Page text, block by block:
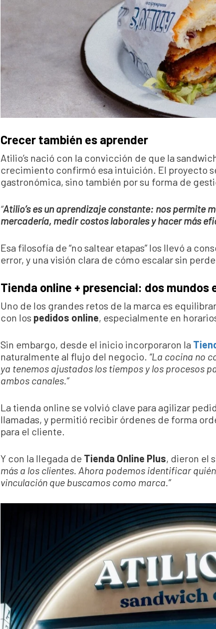
Crecer también es aprender
Atilio’s nació con la convicción de que la
crecimiento confirmó esa intuición. El proyecto
gastronómica, sino también por su forma de
“Atilio’s es un aprendizaje constante: nos permite
mercadería, medir costos laborales y hacer más
Esa filosofía de “no saltear etapas” los llevó a
error, y una visión clara de cómo escalar sin
Tienda online + presencial: dos mundos
Uno de los grandes retos de la marca es
con los pedidos online, especialmente en
Sin embargo, desde el inicio incorporaron la
naturalmente al flujo del negocio. “La cocina no
ya tenemos ajustados los tiempos y los procesos
ambos canales.”
La tienda online se volvió clave para agilizar
llamadas, y permitió recibir órdenes de forma
para el cliente.
Y con la llegada de Tienda Online Plus, dieron el
más a los clientes. Ahora podemos identificar
vinculación que buscamos como marca.”